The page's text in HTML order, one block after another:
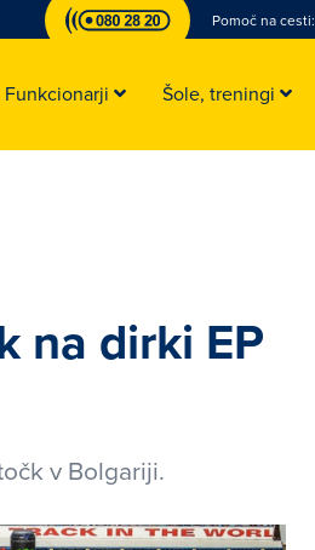
Pomoč na cesti:
Funkcionarji Šole, treningi
na dirki EP
v Bolgariji.